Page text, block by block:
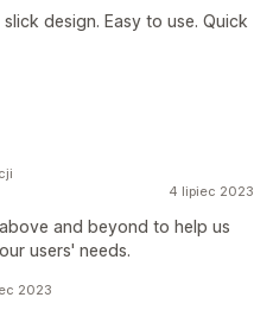
design. Easy to use. Quick
4 lipiec 2023
and beyond to help us
users' needs.
2023